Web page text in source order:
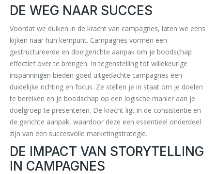
DE WEG NAAR SUCCES
Voordat we duiken in de kracht van campagnes, laten we eens
kijken naar hun kernpunt. Campagnes vormen een
gestructureerde en doelgerichte aanpak om je boodschap
effectief over te brengen. In tegenstelling tot willekeurige
inspanningen bieden goed uitgedachte campagnes een
duidelijke richting en focus. Ze stellen je in staat om je doelen
te bereiken en je boodschap op een logische manier aan je
doelgroep te presenteren. De kracht ligt in de consistentie en
de gerichte aanpak, waardoor deze een essentieel onderdeel
zijn van een succesvolle marketingstrategie.
DE IMPACT VAN STORYTELLING
IN CAMPAGNES